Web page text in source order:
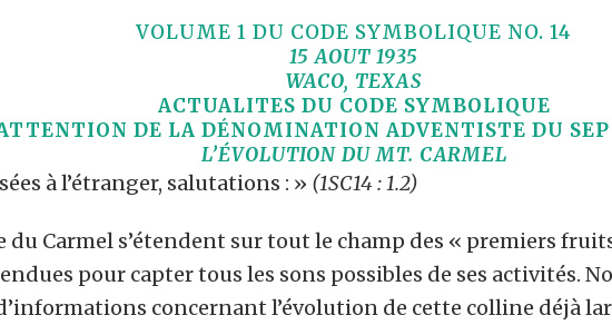
VOLUME 1 DU CODE SYMBOLIQUE NO. 14
15 AOUT 1935
WACO, TEXAS
ACTUALITES DU CODE SYMBOLIQUE
DE LA DÉNOMINATION ADVENTISTE DU
L’ÉVOLUTION DU MT. CARMEL
à l’étranger, salutations : » (1SC14 : 1.2)
du Carmel s’étendent sur tout le champ des « premiers
pour capter tous les sons possibles de ses activités.
concernant l’évolution de cette colline déjà